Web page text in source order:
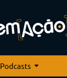
Podcasts